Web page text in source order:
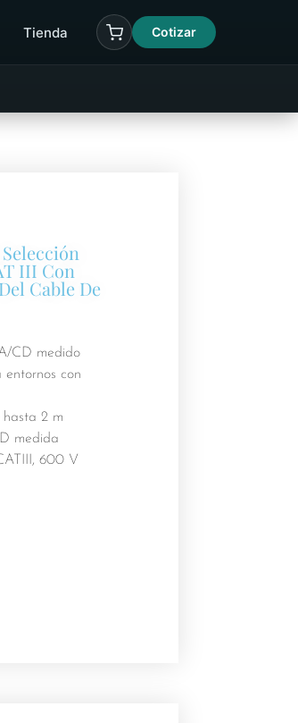
Tienda Cotizar
III Con
Cable De
CD medido
con
hasta 2 m
medida
600 V